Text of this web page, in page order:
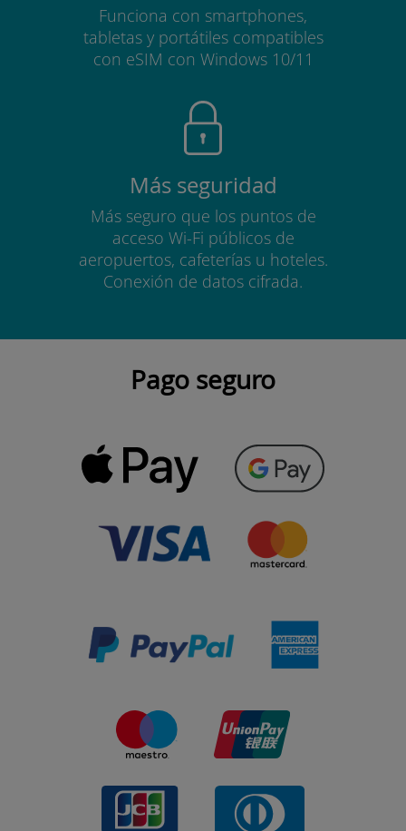
Funciona con smartphones,
tabletas y portátiles compatibles
con eSIM con Windows 10/11
Más seguridad
Más seguro que los puntos de
acceso Wi-Fi públicos de
aeropuertos, cafeterías u hoteles.
Conexión de datos cifrada.
Pago seguro